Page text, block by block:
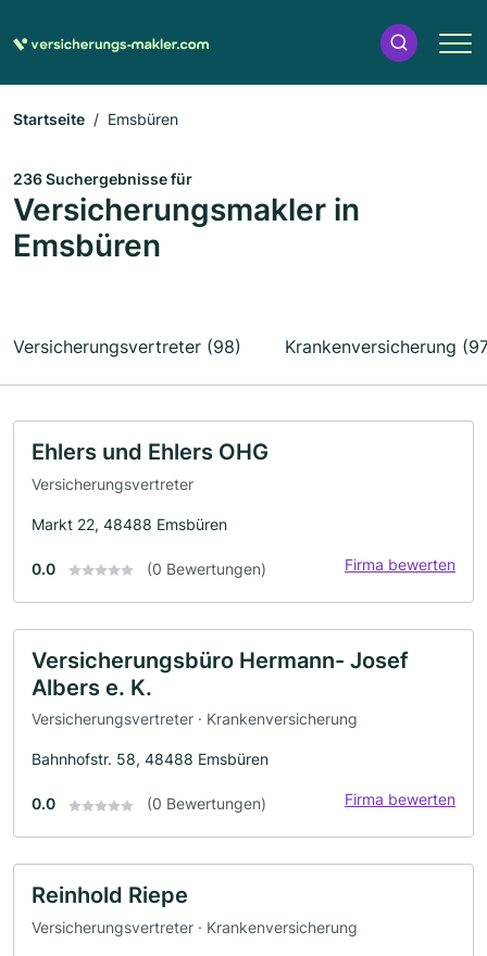
Startseite Emsbüren
236 Suchergebnisse für
Versicherungsmakler in
Emsbüren
Versicherungsvertreter (98) Krankenversicherung
Ehlers und Ehlers OHG
Versicherungsvertreter
Markt 22, 48488 Emsbüren
0.0 (0 Bewertungen) Firma bewerten
Versicherungsbüro Hermann- Josef
Albers e. K.
Versicherungsvertreter · Krankenversicherung
Bahnhofstr. 58, 48488 Emsbüren
0.0 (0 Bewertungen) Firma bewerten
Reinhold Riepe
Versicherungsvertreter · Krankenversicherung